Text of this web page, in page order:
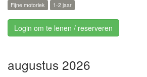
Fijne motoriek 1-2 jaar
Login om te lenen / reserveren
augustus 2026